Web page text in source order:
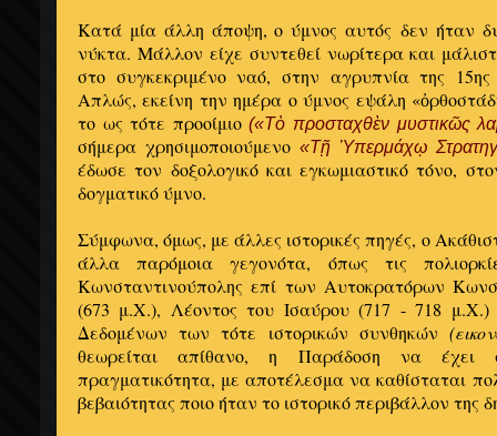
Κατά μία άλλη άποψη, ο ύμνος αυτός δεν ήταν
νύκτα. Μάλλον είχε συντεθεί νωρίτερα και
στο συγκεκριμένο ναό, στην αγρυπνία της
Απλώς, εκείνη την ημέρα ο ύμνος εψάλη
το ως τότε προοίμιο («Τὸ προσταχθὲν μυστικῶς
σήμερα χρησιμοποιούμενο «Τῇ Ὑπερμάχῳ
έδωσε τον δοξολογικό και εγκωμιαστικό τόνο,
δογματικό ύμνο.
Σύμφωνα, όμως, με άλλες ιστορικές πηγές, ο
άλλα παρόμοια γεγονότα, όπως τις
Κωνσταντινούπολης επί των Αυτοκρατόρων
(673 μ.Χ.), Λέοντος του Ισαύρου (717 - 718
Δεδομένων των τότε ιστορικών συνθηκών
θεωρείται απίθανο, η Παράδοση να έχει
πραγματικότητα, με αποτέλεσμα να καθίσταται
βεβαιότητας ποιο ήταν το ιστορικό περιβάλλον της